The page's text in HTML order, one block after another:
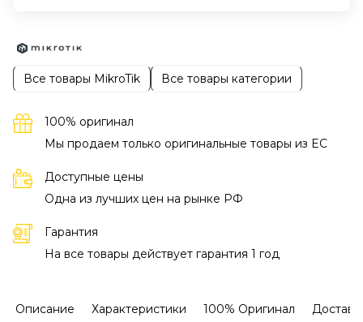
Все товары MikroTik Все товары категории
100% оригинал
Мы продаем только оригинальные товары из EC
Доступные цены
Одна из лучших цен на рынке РФ
Гарантия
На все товары действует гарантия 1 год
Описание Характеристики 100% Оригинал